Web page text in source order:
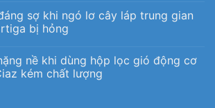
sợ khi ngó lơ cây láp trung gian
bị hỏng
nề khi dùng hộp lọc gió động cơ
kém chất lượng